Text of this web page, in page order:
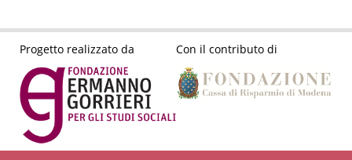
Progetto realizzato da Con il contributo di